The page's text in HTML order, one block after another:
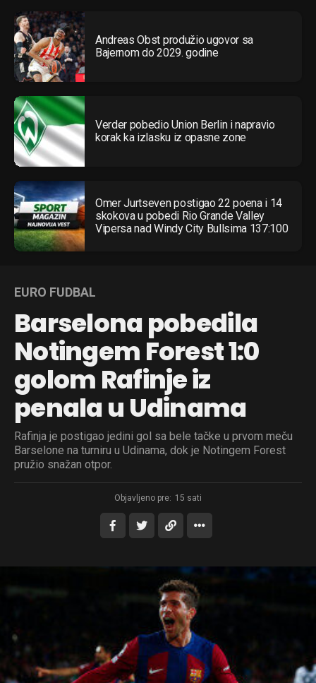
Andreas Obst produžio ugovor sa
Bajernom do 2029. godine
Verder pobedio Union Berlin i napravio
korak ka izlasku iz opasne zone
Omer Jurtseven postigao 22 poena i 14
skokova u pobedi Rio Grande Valley
Vipersa nad Windy City Bullsima 137:100
EURO FUDBAL
Barselona pobedila
Notingem Forest 1:0
golom Rafinje iz
penala u Udinama
Rafinja je postigao jedini gol sa bele tačke u prvom meču
Barselone na turniru u Udinama, dok je Notingem Forest
pružio snažan otpor.
Objavljeno pre: 15 sati